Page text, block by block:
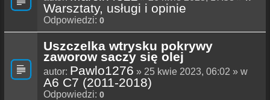
Warsztaty, usługi i opinie
Odpowiedzi: 0
Uszczelka wtrysku pokrywy
zaworow saczy się olej
autor: Pawlo1276 » 25 kwie 2023, 06:02 » w
A6 C7 (2011-2018)
Odpowiedzi: 0